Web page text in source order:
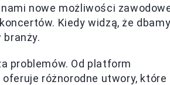
nowe możliwości
Kiedy widzą, że
problemów. Od platform
różnorodne utwory, które